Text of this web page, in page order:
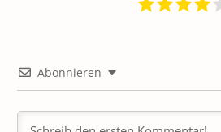
Abonnieren